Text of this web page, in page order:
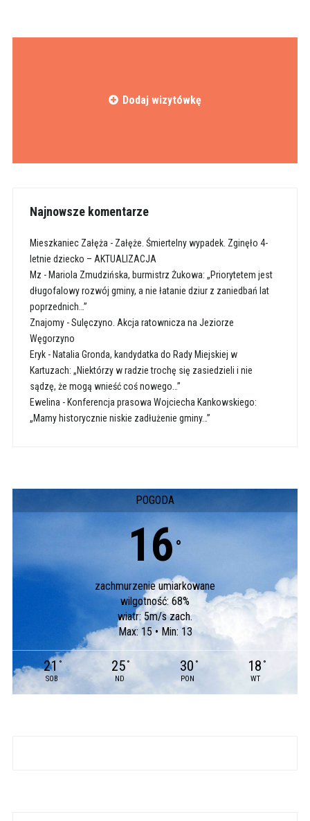
Dodaj wizytówkę
Najnowsze komentarze
Mieszkaniec Załęża - Załęże. Śmiertelny wypadek. Zginęło 4-
letnie dziecko – AKTUALIZACJA
Mz - Mariola Zmudzińska, burmistrz Żukowa: „Priorytetem jest
długofalowy rozwój gminy, a nie łatanie dziur z zaniedbań lat
poprzednich…”
Znajomy-Sulęczyno. Akcja ratownicza na Jeziorze
Węgorzyno
Eryk- Natalia Gronda, kandydatka do Rady Miejskiej w
Kartuzach: „Niektórzy w radzie trochę się zasiedzieli i nie
sądzę, że mogą wnieść coś nowego…”
Ewelina - Konferencja prasowa Wojciecha Kankowskiego:
„Mamy historycznie niskie zadłużenie gminy…”
POGODA
16 °
zachmurzenie umiarkowane
wilgotność: 68%
wiatr: 5m/s zach.
Max: 15 • Min: 13
21 °
SOB
25 °
ND
30 °
PON
18 °
WT